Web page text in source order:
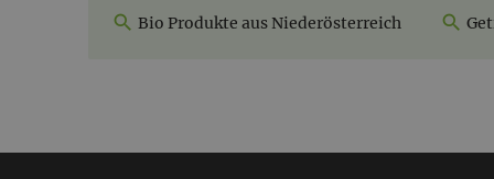
Bio Produkte aus Niederösterreich